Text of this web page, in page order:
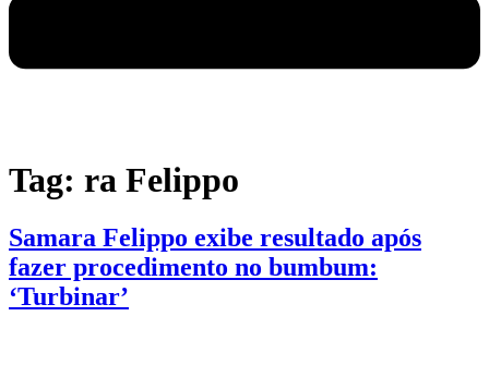
Tag: ra Felippo
Samara Felippo exibe resultado após
fazer procedimento no bumbum:
‘Turbinar’